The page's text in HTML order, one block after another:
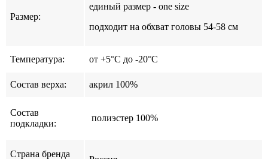
Размер:
единый размер - one size
подходит на обхват головы 54-58 см
Температура: от +5°С до -20°С
Состав верха: акрил 100%
Состав
подкладки:
полиэстер 100%
Страна бренда